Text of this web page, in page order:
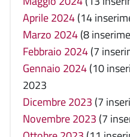
Aprile 2024(14
Marzo 2024(8
Febbraio 2024(7
Gennaio 2024(10
2023
Dicembre 2023 (7
Novembre 2023 (7